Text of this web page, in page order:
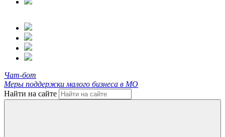
Чат-бот
Меры поддержки малого бизнеса в МО
Найти на сайте